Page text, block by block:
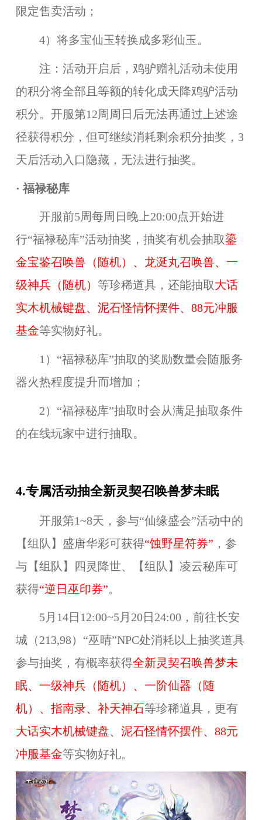
限定售卖活动；
4）将多宝仙玉转换成多彩仙玉。
注：活动开启后，鸡驴赠礼活动未使用
的积分将全部且等额的转化成天降鸡驴活动
积分。开服第12周周日后无法再通过上述途
径获得积分，但可继续消耗剩余积分抽奖，3
天后活动入口隐藏，无法进行抽奖。
· 福禄秘库
开服前5周每周日晚上20:00点开始进
行“福禄秘库”活动抽奖，抽奖有机会抽取鎏
金宝鉴召唤兽（随机）、龙涎丸召唤兽、一
级神兵（随机） 等珍稀道具，还能抽取大话
实木机械键盘、泥石怪情怀摆件、88元冲服
基金等实物好礼。
1）“福禄秘库”抽取的奖励数量会随服务
器火热程度提升而增加；
2）“福禄秘库”抽取时会从满足抽取条件
的在线玩家中进行抽取。
4.专属活动抽全新灵契召唤兽梦未眠
开服第1~8天，参与“仙缘盛会”活动中的
【组队】盛唐华彩可获得“蚀野星符券” ，参
与【组队】四灵降世、【组队】凌云秘库可
获得“逆日巫印券”。
5月14日12:00~5月20日24:00，前往长安
城（213,98）“巫晴”NPC处消耗以上抽奖道具
参与抽奖，有概率获得全新灵契召唤兽梦未
眠、一级神兵（随机）、一阶仙器（随
机）、指南录、补天神石等珍稀道具，更有
大话实木机械键盘、泥石怪情怀摆件、88元
冲服基金等实物好礼。